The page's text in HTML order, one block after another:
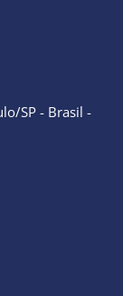
SP - Brasil -